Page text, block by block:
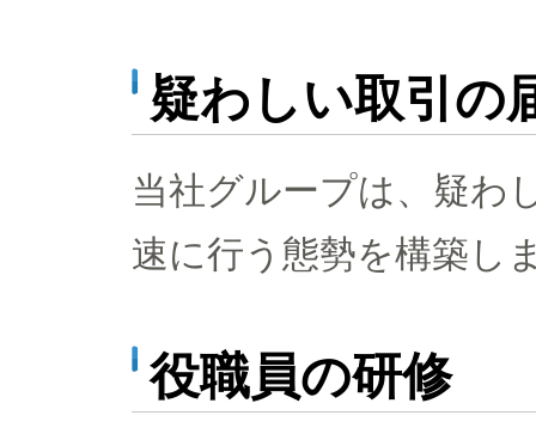
疑わしい取引の
当社グループは、疑わ
速に行う態勢を構築し
役職員の研修